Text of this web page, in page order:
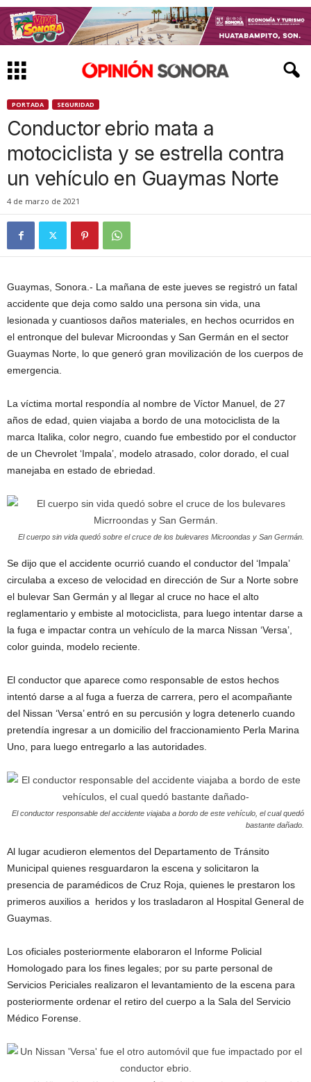
PORTADA SEGURIDAD
Conductor ebrio mata a
motociclista y se estrella contra
un vehículo en Guaymas Norte
4 de marzo de 2021
Guaymas, Sonora.- La mañana de este jueves se registró un fatal
accidente que deja como saldo una persona sin vida, una
lesionada y cuantiosos daños materiales, en hechos ocurridos en
el entronque del bulevar Microondas y San Germán en el sector
Guaymas Norte, lo que generó gran movilización de los cuerpos de
emergencia.
La víctima mortal respondía al nombre de Víctor Manuel, de 27
años de edad, quien viajaba a bordo de una motociclista de la
marca Italika, color negro, cuando fue embestido por el conductor
de un Chevrolet ‘Impala’, modelo atrasado, color dorado, el cual
manejaba en estado de ebriedad.
El cuerpo sin vida quedó sobre el cruce de los bulevares Microondas y San Germán.
Se dijo que el accidente ocurrió cuando el conductor del ‘Impala’
circulaba a exceso de velocidad en dirección de Sur a Norte sobre
el bulevar San Germán y al llegar al cruce no hace el alto
reglamentario y embiste al motociclista, para luego intentar darse a
la fuga e impactar contra un vehículo de la marca Nissan ‘Versa’,
color guinda, modelo reciente.
El conductor que aparece como responsable de estos hechos
intentó darse a al fuga a fuerza de carrera, pero el acompañante
del Nissan ‘Versa’ entró en su percusión y logra detenerlo cuando
pretendía ingresar a un domicilio del fraccionamiento Perla Marina
Uno, para luego entregarlo a las autoridades.
El conductor responsable del accidente viajaba a bordo de este vehículo, el cual quedó
bastante dañado.
Al lugar acudieron elementos del Departamento de Tránsito
Municipal quienes resguardaron la escena y solicitaron la
presencia de paramédicos de Cruz Roja, quienes le prestaron los
primeros auxilios a heridos y los trasladaron al Hospital General de
Guaymas.
Los oficiales posteriormente elaboraron el Informe Policial
Homologado para los fines legales; por su parte personal de
Servicios Periciales realizaron el levantamiento de la escena para
posteriormente ordenar el retiro del cuerpo a la Sala del Servicio
Médico Forense.